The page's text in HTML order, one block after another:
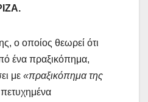
ο οποίος θεωρεί ότι
ένα πραξικόπημα,
με «πραξικόπημα της